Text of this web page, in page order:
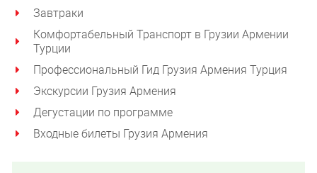
Завтраки
Комфортабельный Транспорт в Грузии Армении
Турции
Профессиональный Гид Грузия Армения Турция
Экскурсии Грузия Армения
Дегустации по программе
Входные билеты Грузия Армения